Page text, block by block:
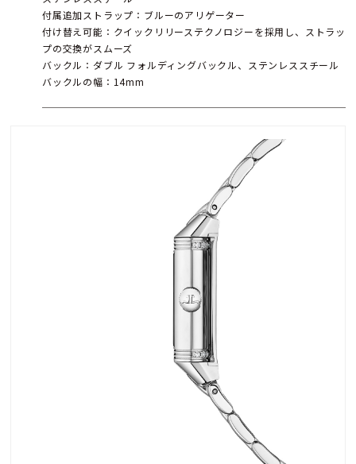
付属追加ストラップ：ブルーのアリゲーター
付け替え可能：クイックリリーステクノロジーを採用し、ストラッ
プの交換がスムーズ
バックル：ダブル フォルディングバックル、ステンレススチール
バックルの幅：14mm